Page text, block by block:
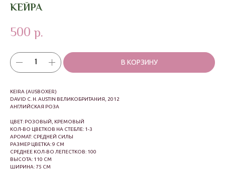
КЕЙРА
500 р.
В КОРЗИНУ
KEIRA (AUSBOXER)
DAVID C. H. AUSTIN ВЕЛИКОБРИТАНИЯ, 2012
АНГЛИЙСКАЯ РОЗА
ЦВЕТ: РОЗОВЫЙ, КРЕМОВЫЙ
КОЛ-ВО ЦВЕТКОВ НА СТЕБЛЕ: 1-3
АРОМАТ: СРЕДНЕЙ СИЛЫ
РАЗМЕР ЦВЕТКА: 9 СМ
СРЕДНЕЕ КОЛ-ВО ЛЕПЕСТКОВ: 100
ВЫСОТА: 110 СМ
ШИРИНА: 75 СМ